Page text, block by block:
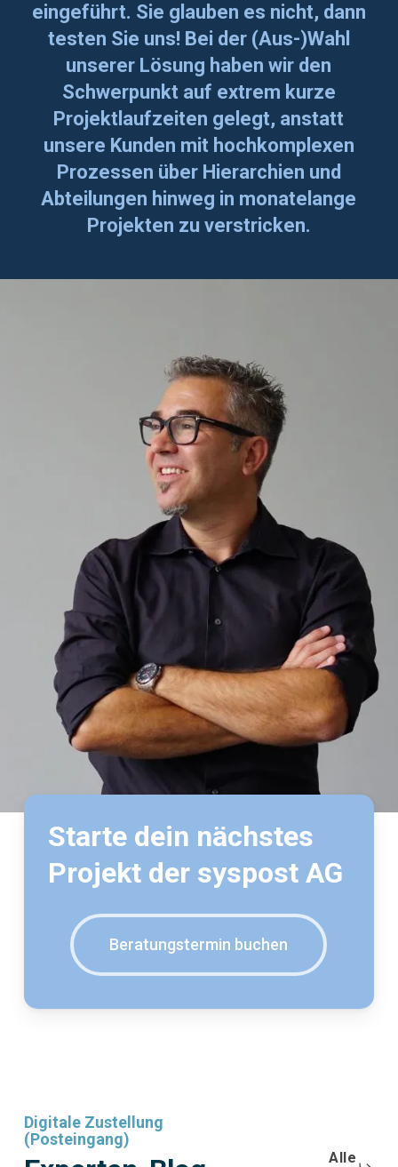
eingeführt. Sie glauben es nicht, dann
testen Sie uns! Bei der (Aus-)Wahl
unserer Lösung haben wir den
Schwerpunkt auf extrem kurze
Projektlaufzeiten gelegt, anstatt
unsere Kunden mit hochkomplexen
Prozessen über Hierarchien und
Abteilungen hinweg in monatelange
Projekten zu verstricken.
Starte dein nächstes
Projekt der syspost AG
Beratungstermin buchen
Digitale Zustellung
(Posteingang)
Alle